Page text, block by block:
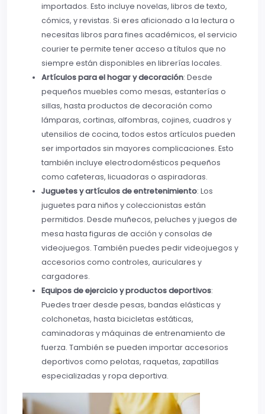
importados. Esto incluye novelas, libros de texto,
cómics, y revistas. Si eres aficionado a la lectura o
necesitas libros para fines académicos, el servicio
courier te permite tener acceso a títulos que no
siempre están disponibles en librerías locales.
Artículos para el hogar y decoración: Desde
pequeños muebles como mesas, estanterías o
sillas, hasta productos de decoración como
lámparas, cortinas, alfombras, cojines, cuadros y
utensilios de cocina, todos estos artículos pueden
ser importados sin mayores complicaciones. Esto
también incluye electrodomésticos pequeños
como cafeteras, licuadoras o aspiradoras.
Juguetes y artículos de entretenimiento: Los
juguetes para niños y coleccionistas están
permitidos. Desde muñecos, peluches y juegos de
mesa hasta figuras de acción y consolas de
videojuegos. También puedes pedir videojuegos y
accesorios como controles, auriculares y
cargadores.
Equipos de ejercicio y productos deportivos:
Puedes traer desde pesas, bandas elásticas y
colchonetas, hasta bicicletas estáticas,
caminadoras y máquinas de entrenamiento de
fuerza. También se pueden importar accesorios
deportivos como pelotas, raquetas, zapatillas
especializadas y ropa deportiva.